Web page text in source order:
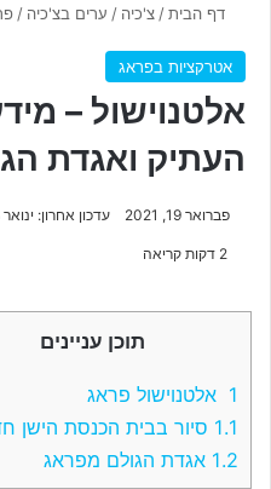
דף הבית/צ'כיה / ערים בצ'כיה /
אטרקציות בפראג
אלטנוישול –
העתיק ואגדת
פברואר 19, 2021 עדכון אחרון: ינואר 8, 2022
תוכן עניינים
1 אלטנוישול פראג
1.1 סיור בבית הכנסת הישן
1.2 אגדת הגולם מפראג